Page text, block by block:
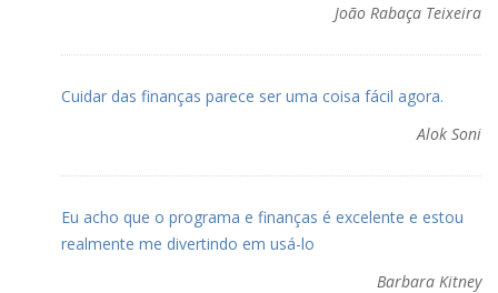
João Rabaça Teixeira
Cuidar das finanças parece ser uma coisa fácil agora.
Alok Soni
Eu acho que o programa e finanças é excelente e estou
realmente me divertindo em usá-lo
Barbara Kitney